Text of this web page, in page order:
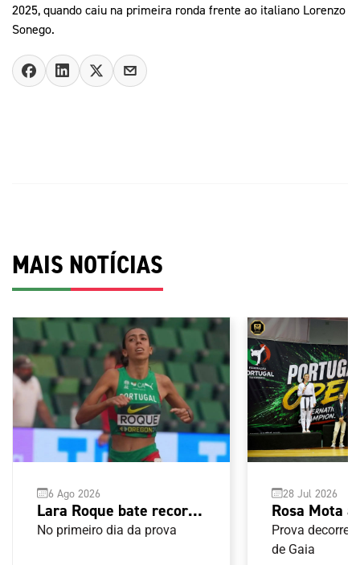
2025, quando caiu na primeira ronda frente ao italiano Lorenzo
Sonego.
MAIS NOTÍCIAS
6 Ago 2026
Lara Roque bate recorde
nacional sub-20 e apura-
No primeiro dia da prova
28 Jul 2026
Rosa Mota
Open G1 de
Prova
de Gaia